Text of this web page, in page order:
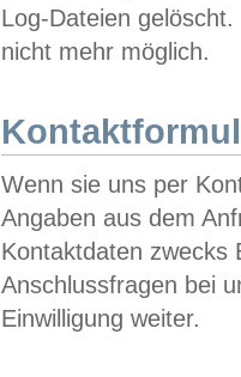
Log-Dateien
nicht mehr möglich.
Wenn sie uns per
Angaben aus dem
Kontaktdaten zwecks
Anschlussfragen bei
Einwilligung weiter.